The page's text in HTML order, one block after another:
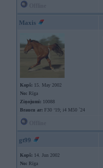
Maxis
Kopš: 15. May 2002
No: Rīga
Ziņojumi: 10088
Braucu ar: F30 ‘19; i4 M50 `24
gt99
Kopš: 14. Jun 2002
No: Rīga